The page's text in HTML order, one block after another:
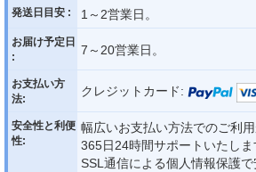
発送日目安 : 1～2営業日。
お届け予定日
:
7～20営業日。
お支払い方
法:
クレジットカード:
安全性と利便
性:
幅広いお支払い方法でのご利
365日24時間サポートいたしま
SSL通信による個人情報保護で